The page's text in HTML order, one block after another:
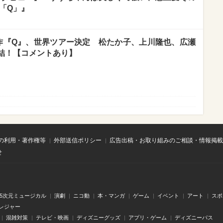
Q」』
『Q』、世界ツアー決定 松たか子、上川隆也、広瀬
【コメントあり】
利用・著作権等 外部送信ポリシー
広告出稿・お取り組みのご相談・情報掲
次元ミュージカル 演劇 ニコ動 本・マンガ ゲーム イベント アート
ス
ジャー
混雑対策
テレビ・映画 ディズニーグッズ アプリ・ゲーム ディズニーパス